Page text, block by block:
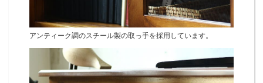
アンティーク調のスチール製の取っ手を採用しています。